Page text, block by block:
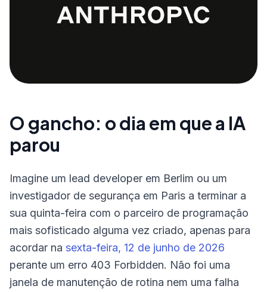
O gancho: o dia em que a IA
parou
Imagine um lead developer em Berlim ou um
investigador de segurança em Paris a terminar a
sua quinta-feira com o parceiro de programação
mais sofisticado alguma vez criado, apenas para
acordar na sexta-feira, 12 de junho de 2026
perante um erro 403 Forbidden. Não foi uma
janela de manutenção de rotina nem uma falha